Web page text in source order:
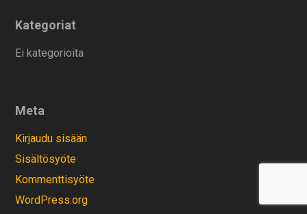
Kategoriat
Ei kategorioita
Meta
Kirjaudu sisään
Sisältösyöte
Kommenttisyöte
WordPress.org